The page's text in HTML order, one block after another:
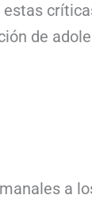
de
a